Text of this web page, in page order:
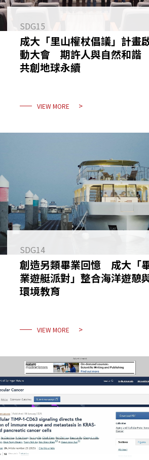
SDG15
成大「里山權杖倡議」計畫
動大會 期許人與自然和諧
共創地球永續
VIEW MORE
SDG14
創造另類畢業回憶 成大「
業遊艇派對」整合海洋遊憩
環境教育
VIEW MORE